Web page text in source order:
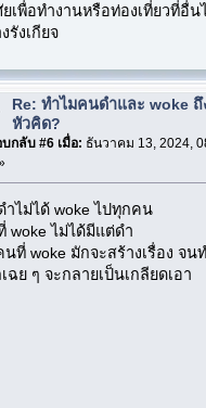
ยเพื่อทำงานหรือท่องเที่ยวที่อื่
รังเกียจ
Re: ทำไมคนดำและ woke ถึ
หัวคิด?
กลับ #6 เมื่อ: ธันวาคม 13, 2024,
ำไม่ได้ woke ไปทุกคน
woke ไม่ได้มีแต่ดำ
นที่ woke มักจะสร้างเรื่อง จ
ฉย ๆ จะกลายเป็นเกลียดเอา